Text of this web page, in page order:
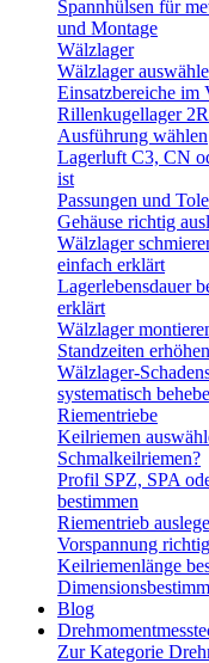
Spannhülsen für
und Montage
Wälzlager
Wälzlager
Einsatzbereiche im
Rillenkugellager
Ausführung wählen
Lagerluft C3, CN
ist
Passungen und
Gehäuse richtig
Wälzlager
einfach erklärt
Lagerlebensdauer
erklärt
Wälzlager
Standzeiten erhöhen
Wälzlager-
systematisch
Riementriebe
Keilriemen
Schmalkeilriemen?
Profil SPZ, SPA
bestimmen
Riementrieb
Vorspannung
Keilriemenlänge
Blog
Zur Kategorie